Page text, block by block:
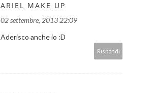
ARIEL MAKE UP
02 settembre, 2013 22:09
Aderisco anche io :D
Rispondi